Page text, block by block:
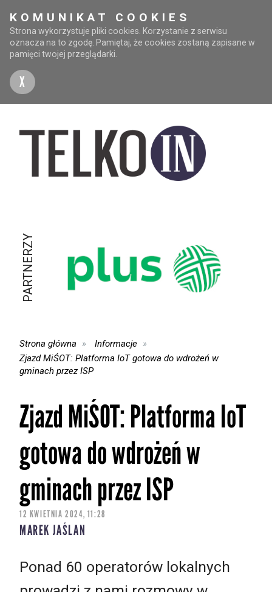
KOMUNIKAT COOKIES
Strona wykorzystuje pliki cookies. Korzystanie z serwisu
oznacza na to zgodę. Pamiętaj, że cookies zostaną zapisane w
pamięci twojej przeglądarki.
X
PARTNERZY
Strona główna
Informacje
Zjazd MiŚOT: Platforma IoT gotowa do wdrożeń w
gminach przez ISP
Zjazd MiŚOT: Platforma IoT
gotowa do wdrożeń w
gminach przez ISP
12 KWIETNIA 2024, 11:28
MAREK JAŚLAN
Ponad 60 operatorów lokalnych